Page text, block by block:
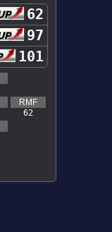
62
97
101
RMF
62